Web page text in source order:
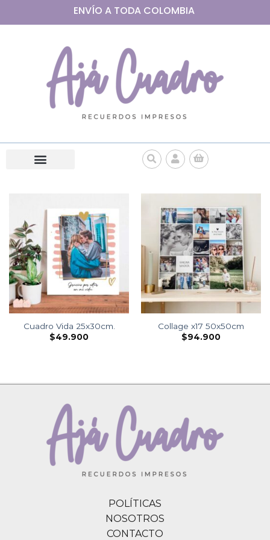
ENVÍO A TODA COLOMBIA
Cuadro Vida 25x30cm.
$49.900
Collage x17 50x50cm
$94.900
POLÍTICAS
NOSOTROS
CONTACTO